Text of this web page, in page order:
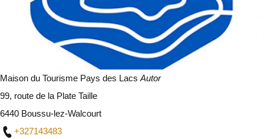
Maison du Tourisme Pays des Lacs Autor
99, route de la Plate Taille
6440 Boussu-lez-Walcourt
+327143483